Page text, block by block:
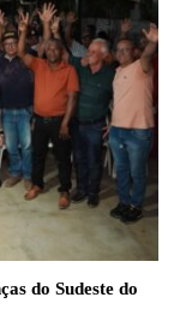
do Sudeste do